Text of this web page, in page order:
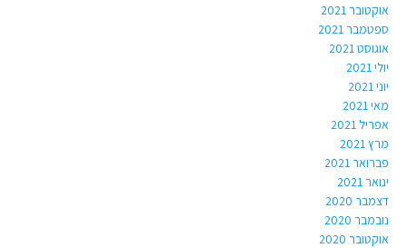
אוקטובר 2021
ספטמבר 2021
אוגוסט 2021
יולי 2021
יוני 2021
מאי 2021
אפריל 2021
מרץ 2021
פברואר 2021
ינואר 2021
דצמבר 2020
נובמבר 2020
אוקטובר 2020